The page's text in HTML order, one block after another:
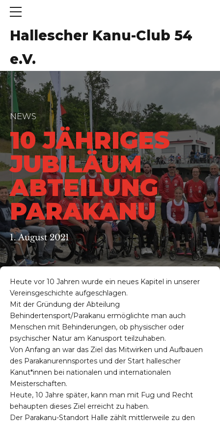
Hallescher Kanu-Club 54
e.V.
NEWS
10 JÄHRIGES
JUBILÄUM
ABTEILUNG
PARAKANU
1. August 2021
Heute vor 10 Jahren wurde ein neues Kapitel in unserer
Vereinsgeschichte aufgeschlagen.
Mit der Gründung der Abteilung
Behindertensport/Parakanu ermöglichte man auch
Menschen mit Behinderungen, ob physischer oder
psychischer Natur am Kanusport teilzuhaben.
Von Anfang an war das Ziel das Mitwirken und Aufbauen
des Parakanurennsportes und der Start hallescher
Kanut*innen bei nationalen und internationalen
Meisterschaften.
Heute, 10 Jahre später, kann man mit Fug und Recht
behaupten dieses Ziel erreicht zu haben.
Der Parakanu-Standort Halle zählt mittlerweile zu den